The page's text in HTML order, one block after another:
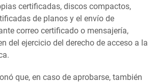
certificadas, discos compactos,
de planos y el envío de
correo certificado o mensajería,
del ejercicio del derecho de acceso a la
que, en caso de aprobarse, también